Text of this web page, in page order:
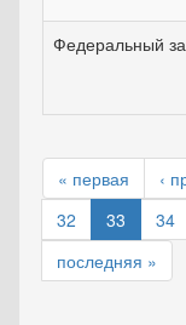
Федеральный
« первая ‹
32
33 34
последняя »